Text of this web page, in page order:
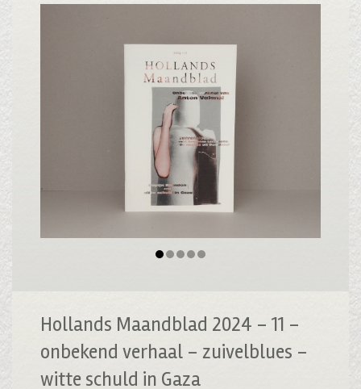
Hollands Maandblad 2024 – 11 –
onbekend verhaal – zuivelblues –
witte schuld in Gaza